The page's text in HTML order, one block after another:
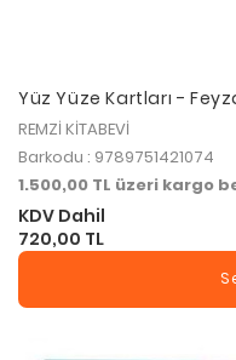
Yüz Yüze Kartları -
REMZİ KİTABEVİ
Barkodu : 9789751421074
1.500,00 TL üzeri kargo
KDV Dahil
720,00 TL